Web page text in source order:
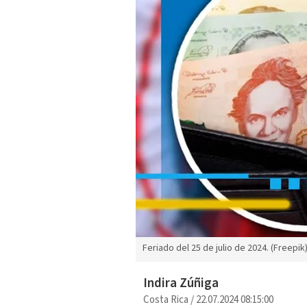
Feriado del 25 de julio de 2024. (Freepik)
Indira Zúñiga
Costa Rica/22.07.2024 08:15:00